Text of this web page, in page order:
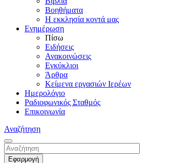
Βοηθήματα
Η εκκλησία κοντά μας
Ενημέρωση
Πίσω
Ειδήσεις
Ανακοινώσεις
Εγκύκλιοι
Άρθρα
Κείμενα εργασιών Ιερέων
Ημερολόγιο
Ραδιοφωνικός Σταθμός
Επικοινωνία
Αναζήτηση